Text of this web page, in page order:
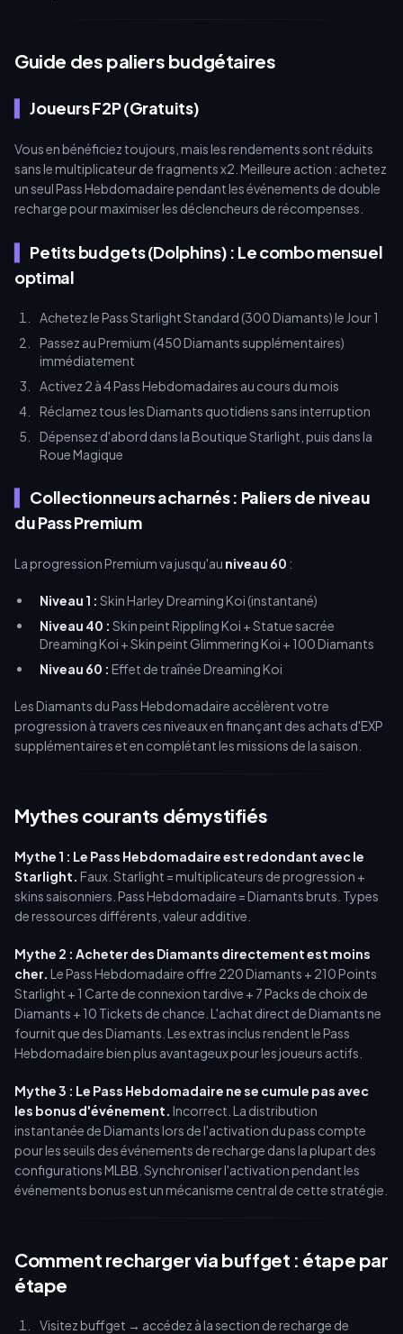
Guide des paliers budgétaires
Joueurs F2P (Gratuits)
Vous en bénéficiez toujours, mais les rendements sont réduits
sans le multiplicateur de fragments x2. Meilleure action : achetez
un seul Pass Hebdomadaire pendant les événements de double
recharge pour maximiser les déclencheurs de récompenses.
Petits budgets (Dolphins) : Le combo mensuel
optimal
Achetez le Pass Starlight Standard (300 Diamants) le Jour 1
Passez au Premium (450 Diamants supplémentaires)
immédiatement
Activez 2 à 4 Pass Hebdomadaires au cours du mois
Réclamez tous les Diamants quotidiens sans interruption
Dépensez d'abord dans la Boutique Starlight, puis dans la
Roue Magique
Collectionneurs acharnés : Paliers de niveau
du Pass Premium
La progression Premium va jusqu'au niveau 60 :
Niveau 1 : Skin Harley Dreaming Koi (instantané)
Niveau 40 : Skin peint Rippling Koi + Statue sacrée
Dreaming Koi + Skin peint Glimmering Koi + 100 Diamants
Niveau 60 : Effet de traînée Dreaming Koi
Les Diamants du Pass Hebdomadaire accélèrent votre
progression à travers ces niveaux en finançant des achats d'EXP
supplémentaires et en complétant les missions de la saison.
Mythes courants démystifiés
Mythe 1 : Le Pass Hebdomadaire est redondant avec le
Starlight. Faux. Starlight = multiplicateurs de progression +
skins saisonniers. Pass Hebdomadaire = Diamants bruts. Types
de ressources différents, valeur additive.
Mythe 2 : Acheter des Diamants directement est moins
cher. Le Pass Hebdomadaire offre 220 Diamants + 210 Points
Starlight + 1 Carte de connexion tardive + 7 Packs de choix de
Diamants + 10 Tickets de chance. L'achat direct de Diamants ne
fournit que des Diamants. Les extras inclus rendent le Pass
Hebdomadaire bien plus avantageux pour les joueurs actifs.
Mythe 3 : Le Pass Hebdomadaire ne se cumule pas avec
les bonus d'événement. Incorrect. La distribution
instantanée de Diamants lors de l'activation du pass compte
pour les seuils des événements de recharge dans la plupart des
configurations MLBB. Synchroniser l'activation pendant les
événements bonus est un mécanisme central de cette stratégie.
Comment recharger via buffget : étape par
étape
Visitez buffget → accédez à la section de recharge de